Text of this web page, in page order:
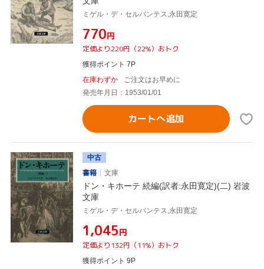
ミゲル・デ・セルバンテス,永田寛定
¥770円
定価より220円（22%）おトク
獲得ポイント 7P
在庫わずか
ご注文はお早めに
発売年月日：1953/01/01
カートへ追加
中古
書籍
文庫
ドン・キホーテ 続編(訳者:永田寛定)(二) 岩波
文庫
ミゲル・デ・セルバンテス,永田寛定
¥1,045円
定価より132円（11%）おトク
獲得ポイント 9P